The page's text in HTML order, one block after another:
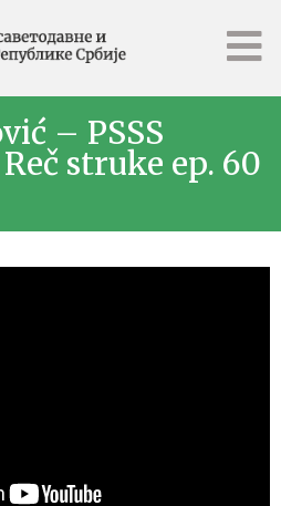
– PSSS
struke ep. 60